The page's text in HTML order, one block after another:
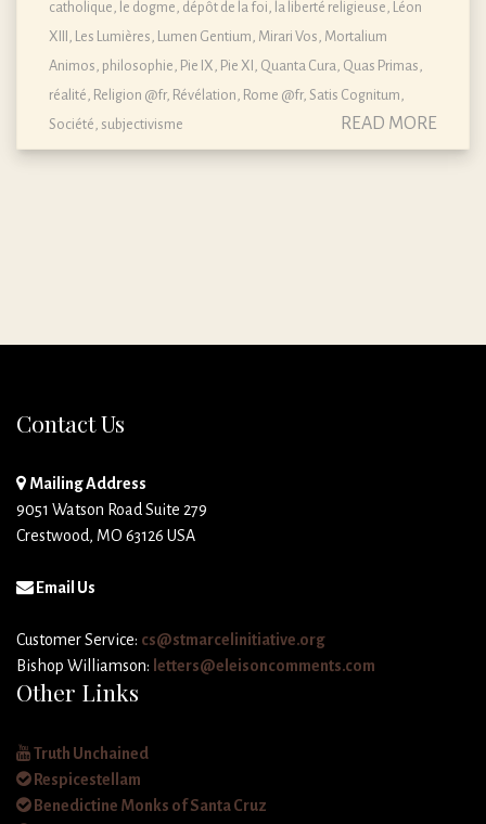
catholique, le dogme, dépôt de la foi la liberté religieuse Léon
XIII Les Lumières Lumen Gentium Mirari Vos Mortalium
Animos philosophie Pie IX Pie XI Quanta Cura Quas Primas
réalité Religion @fr, Révélation Rome @fr, Satis Cognitum
Société subjectivisme READ MORE
Contact Us
Mailing Address
9051 Watson Road Suite 279
Crestwood, MO 63126 USA
Email Us
Customer Service: cs@stmarcelinitiative.org
Bishop Williamson: letters@eleisoncomments.com
Other Links
Truth Unchained
Respicestellam
Benedictine Monks of Santa Cruz